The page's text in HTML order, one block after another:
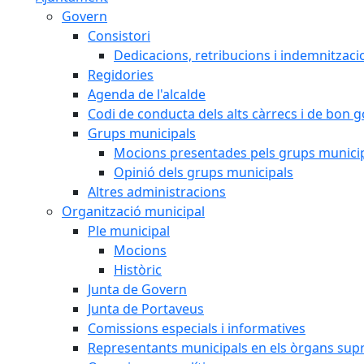
Govern
Consistori
Dedicacions, retribucions i
Regidories
Agenda de l'alcalde
Codi de conducta dels alts càrrecs i de bon
Grups municipals
Mocions presentades pels grups
Opinió dels grups municipals
Altres administracions
Organització municipal
Ple municipal
Mocions
Històric
Junta de Govern
Junta de Portaveus
Comissions especials i informatives
Representants municipals en els òrgans